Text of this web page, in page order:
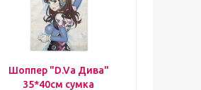
Шоппер "D.Va Дива"
35*40см сумка